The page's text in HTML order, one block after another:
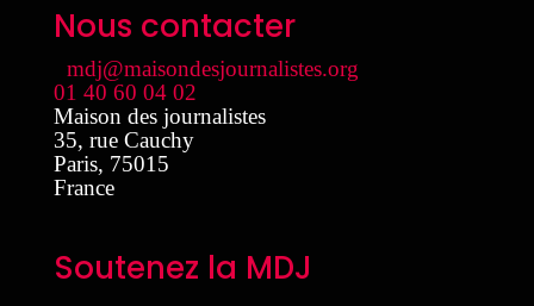
Nous contacter
mdj@maisondesjournalistes.org
01 40 60 04 02
Maison des journalistes
35, rue Cauchy
Paris, 75015
France
Soutenez la MDJ